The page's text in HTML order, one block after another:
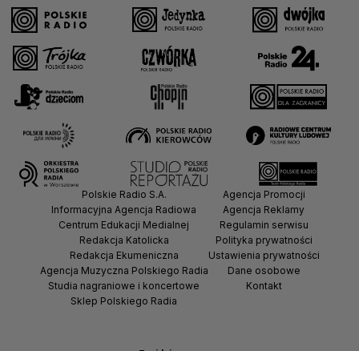
Polskie Radio S.A.
Informacyjna Agencja Radiowa
Centrum Edukacji Medialnej
Redakcja Katolicka
Redakcja Ekumeniczna
Agencja Muzyczna Polskiego Radia
Studia nagraniowe i koncertowe
Sklep Polskiego Radia
Agencja Promocji
Agencja Reklamy
Regulamin serwisu
Polityka prywatności
Ustawienia prywatności
Dane osobowe
Kontakt